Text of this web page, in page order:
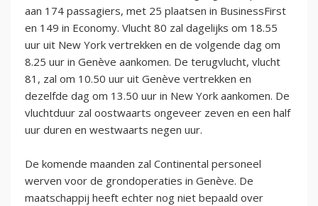
aan 174 passagiers, met 25 plaatsen in BusinessFirst
en 149 in Economy. Vlucht 80 zal dagelijks om 18.55
uur uit New York vertrekken en de volgende dag om
8.25 uur in Genève aankomen. De terugvlucht, vlucht
81, zal om 10.50 uur uit Genève vertrekken en
dezelfde dag om 13.50 uur in New York aankomen. De
vluchtduur zal oostwaarts ongeveer zeven en een half
uur duren en westwaarts negen uur.
De komende maanden zal Continental personeel
werven voor de grondoperaties in Genève. De
maatschappij heeft echter nog niet bepaald over